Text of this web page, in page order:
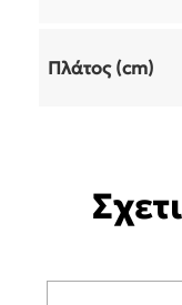
Πλάτος (cm)